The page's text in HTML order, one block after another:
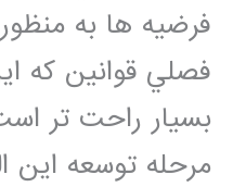
فرضيه ها به
فصلي قوانين كه
بسيار راحت تر
مرحله توسعه اين